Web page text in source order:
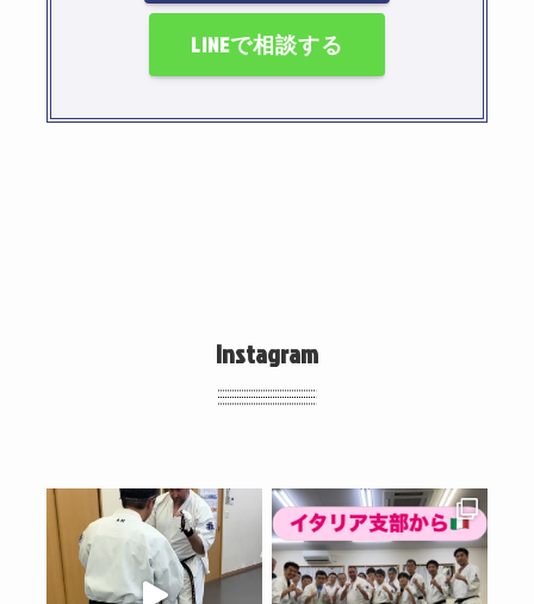
LINEで相談する
Instagram